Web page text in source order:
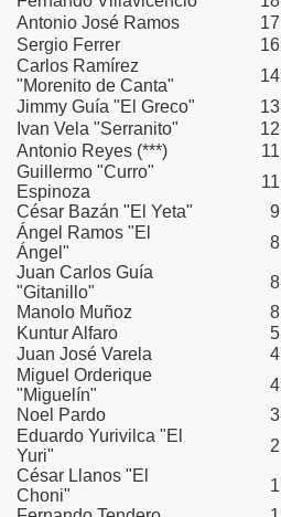
Antonio José Ramos
17
Sergio Ferrer
16
Carlos Ramírez
"Morenito de Canta"
14
Jimmy Guía "El Greco"
13
Ivan Vela "Serranito"
12
Antonio Reyes (***)
11
Guillermo "Curro"
Espinoza
11
César Bazán "El Yeta"
9
Ángel Ramos "El
Ángel"
8
Juan Carlos Guía
"Gitanillo"
8
Manolo Muñoz
8
Kuntur Alfaro
5
Juan José Varela
4
Miguel Orderique
"Miguelín"
4
Noel Pardo
3
Eduardo Yurivilca "El
Yuri"
2
César Llanos "El
Choni"
1
de Toros de Acho
peruanos
en la Fiesta Brava
del Rímac
de Chota
de los Milagros
Señor de los Milagros
- Perú Taurino 2009
Caballos - Perú Taurino 2009
- Perú Taurino 2009
Rejoneadores y Aficionados